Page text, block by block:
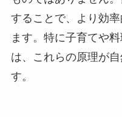
することで、より効
ます。特に子育てや
は、これらの原理が
す。